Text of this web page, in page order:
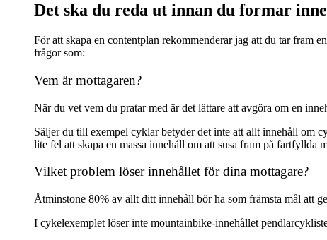
Det ska du reda ut innan du formar
För att skapa en contentplan rekommenderar jag att du tar fram
frågor som:
Vem är mottagaren?
När du vet vem du pratar med är det lättare att avgöra om en
Säljer du till exempel cyklar betyder det inte att allt innehåll om
lite fel att skapa en massa innehåll om att susa fram på fartfyllda
Vilket problem löser innehållet för dina mottagare?
Åtminstone 80% av allt ditt innehåll bör ha som främsta mål att
I cykelexemplet löser inte mountainbike-innehållet